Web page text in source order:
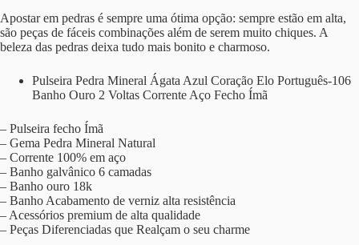
Apostar em pedras é sempre uma ótima opção: sempre estão em alta,
são peças de fáceis combinações além de serem muito chiques. A
beleza das pedras deixa tudo mais bonito e charmoso.
Pulseira Pedra Mineral Ágata Azul Coração Elo Português-106
Banho Ouro 2 Voltas Corrente Aço Fecho Ímã
– Pulseira fecho Ímã
– Gema Pedra Mineral Natural
– Corrente 100% em aço
– Banho galvânico 6 camadas
– Banho ouro 18k
– Banho Acabamento de verniz alta resistência
– Acessórios premium de alta qualidade
– Peças Diferenciadas que Realçam o seu charme